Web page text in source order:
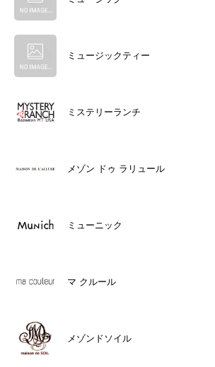
ミュージックティー
ミステリーランチ
メゾン ドゥ ラリュール
ミューニック
マ クルール
メゾンドソイル